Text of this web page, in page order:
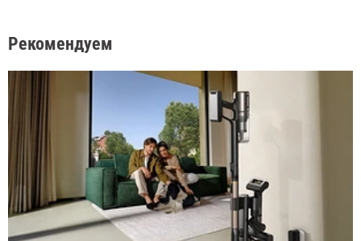
Рекомендуем